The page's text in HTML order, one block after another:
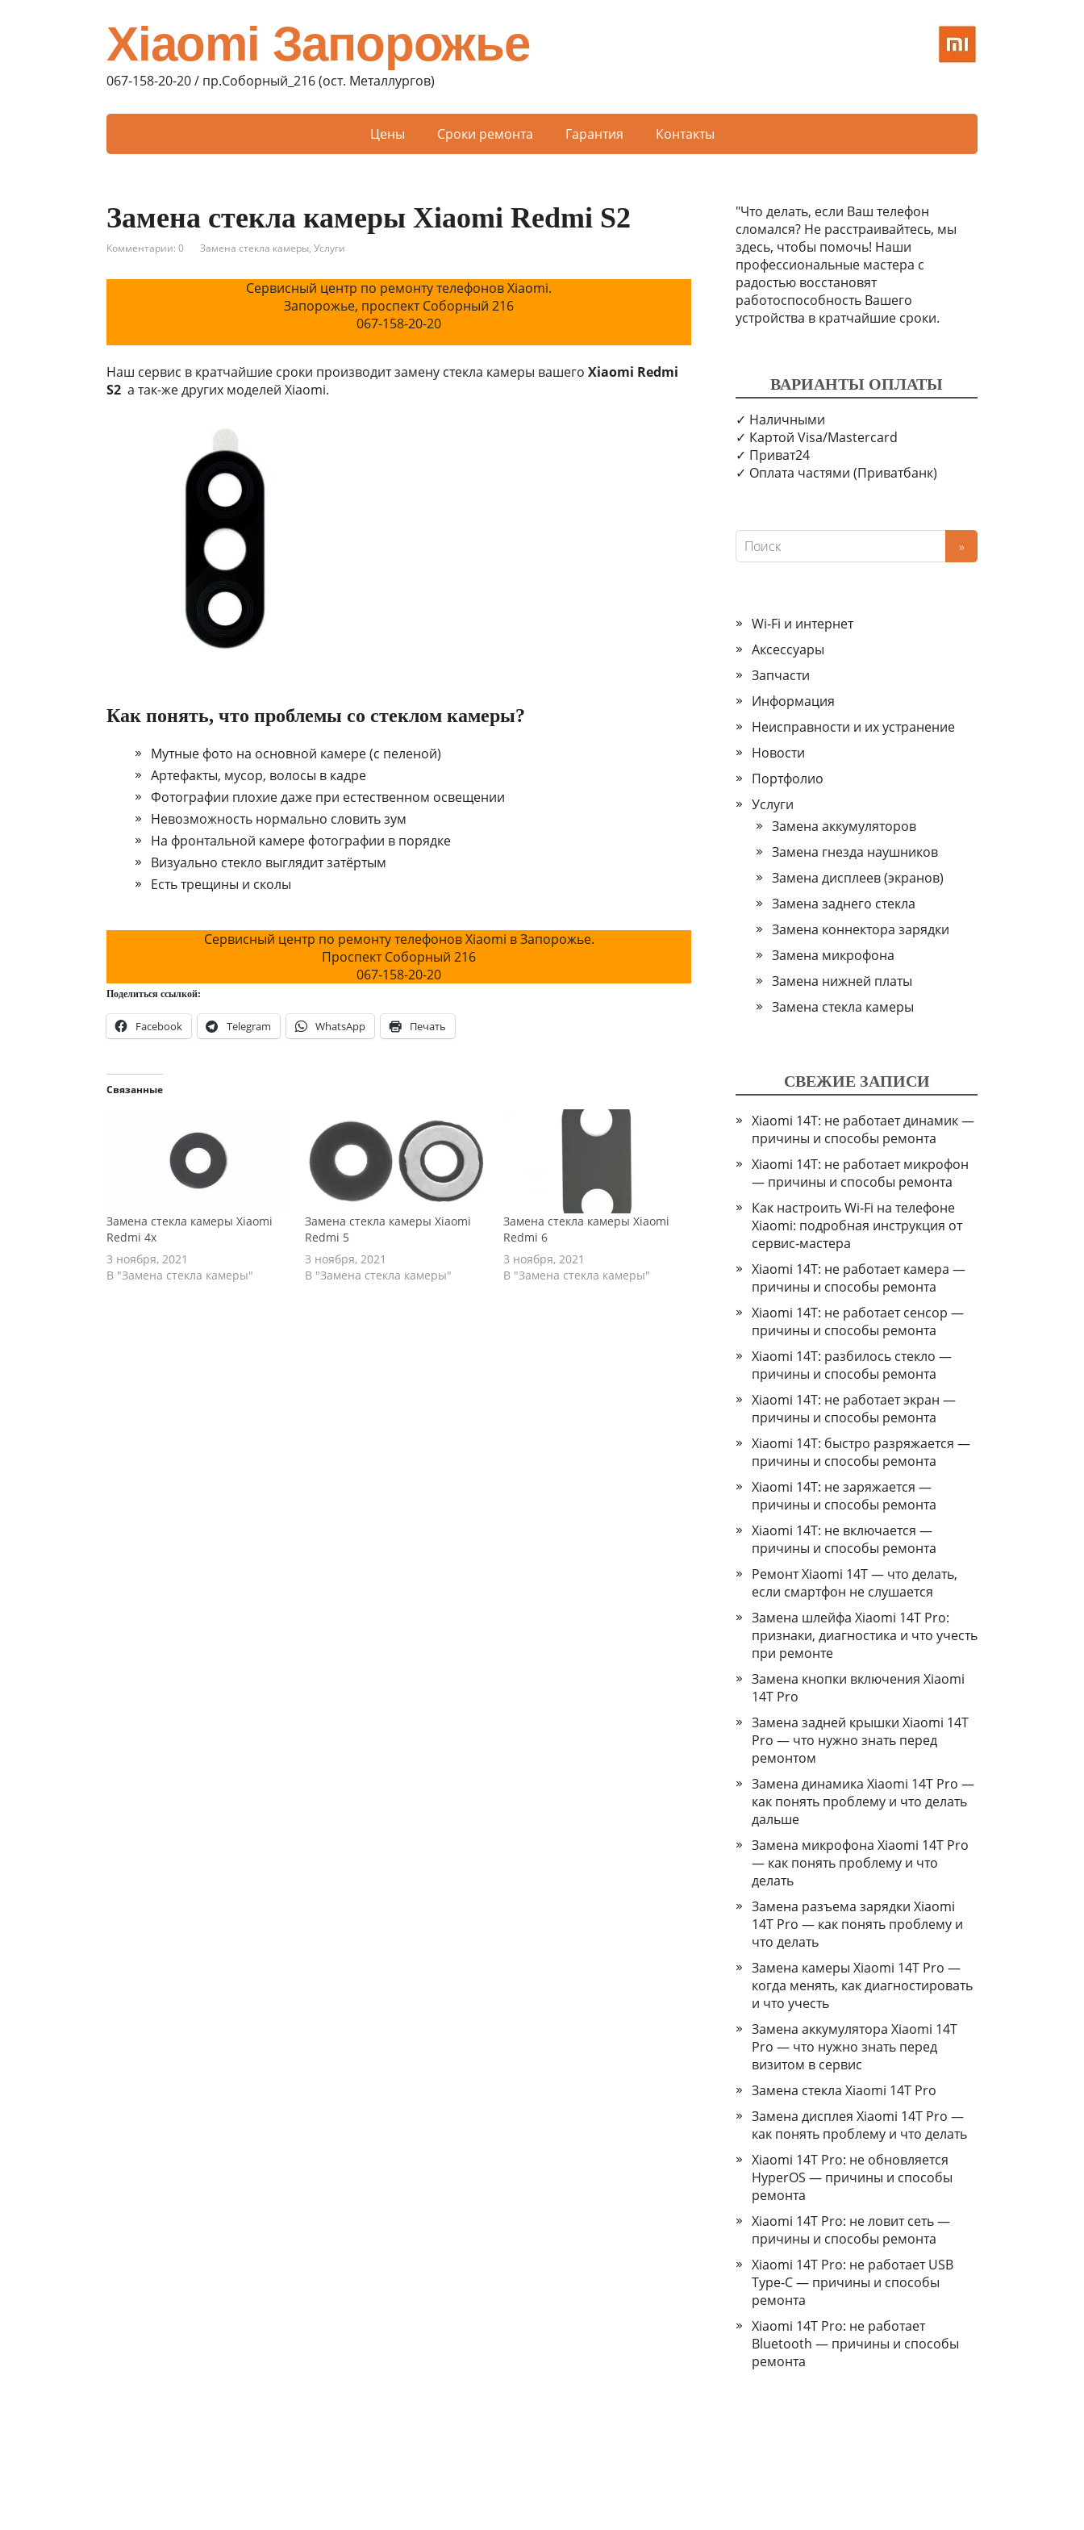
Xiaomi Запорожье
067-158-20-20 / пр.Соборный_216 (ост. Металлургов)
Цены Сроки ремонта Гарантия Контакты
Замена стекла камеры Xiaomi Redmi S2
Комментарии: 0 Замена стекла камеры, Услуги
Сервисный центр по ремонту телефонов Xiaomi.
Запорожье, проспект Соборный 216
067-158-20-20
Наш сервис в кратчайшие сроки производит замену стекла камеры вашего Xiaomi Redmi
S2 а так-же других моделей Xiaomi.
Как понять, что проблемы со стеклом камеры?
Мутные фото на основной камере (с пеленой)
Артефакты, мусор, волосы в кадре
Фотографии плохие даже при естественном освещении
Невозможность нормально словить зум
На фронтальной камере фотографии в порядке
Визуально стекло выглядит затёртым
Есть трещины и сколы
Сервисный центр по ремонту телефонов Xiaomi в Запорожье.
Проспект Соборный 216
067-158-20-20
Поделиться ссылкой:
Facebook Telegram WhatsApp Печать
Связанные
Замена стекла камеры Xiaomi
Redmi 4x
3 ноября, 2021
В "Замена стекла камеры"
Замена стекла камеры Xiaomi
Redmi 5
3 ноября, 2021
В "Замена стекла камеры"
Замена стекла камеры Xiaomi
Redmi 6
3 ноября, 2021
В "Замена стекла камеры"
"Что делать, если Ваш телефон
сломался? Не расстраивайтесь, мы
здесь, чтобы помочь! Наши
профессиональные мастера с
радостью восстановят
работоспособность Вашего
устройства в кратчайшие сроки.
ВАРИАНТЫ ОПЛАТЫ
✓ Наличными
✓ Картой Visa/Mastercard
✓ Приват24
✓ Оплата частями (Приватбанк)
Wi‑Fi и интернет
Аксессуары
Запчасти
Информация
Неисправности и их устранение
Новости
Портфолио
Услуги
Замена аккумуляторов
Замена гнезда наушников
Замена дисплеев (экранов)
Замена заднего стекла
Замена коннектора зарядки
Замена микрофона
Замена нижней платы
Замена стекла камеры
СВЕЖИЕ ЗАПИСИ
Xiaomi 14T: не работает динамик —
причины и способы ремонта
Xiaomi 14T: не работает микрофон
— причины и способы ремонта
Как настроить Wi‑Fi на телефоне
Xiaomi: подробная инструкция от
сервис‑мастера
Xiaomi 14T: не работает камера —
причины и способы ремонта
Xiaomi 14T: не работает сенсор —
причины и способы ремонта
Xiaomi 14T: разбилось стекло —
причины и способы ремонта
Xiaomi 14T: не работает экран —
причины и способы ремонта
Xiaomi 14T: быстро разряжается —
причины и способы ремонта
Xiaomi 14T: не заряжается —
причины и способы ремонта
Xiaomi 14T: не включается —
причины и способы ремонта
Ремонт Xiaomi 14T — что делать,
если смартфон не слушается
Замена шлейфа Xiaomi 14T Pro:
признаки, диагностика и что учесть
при ремонте
Замена кнопки включения Xiaomi
14T Pro
Замена задней крышки Xiaomi 14T
Pro — что нужно знать перед
ремонтом
Замена динамика Xiaomi 14T Pro —
как понять проблему и что делать
дальше
Замена микрофона Xiaomi 14T Pro
— как понять проблему и что
делать
Замена разъема зарядки Xiaomi
14T Pro — как понять проблему и
что делать
Замена камеры Xiaomi 14T Pro —
когда менять, как диагностировать
и что учесть
Замена аккумулятора Xiaomi 14T
Pro — что нужно знать перед
визитом в сервис
Замена стекла Xiaomi 14T Pro
Замена дисплея Xiaomi 14T Pro —
как понять проблему и что делать
Xiaomi 14T Pro: не обновляется
HyperOS — причины и способы
ремонта
Xiaomi 14T Pro: не ловит сеть —
причины и способы ремонта
Xiaomi 14T Pro: не работает USB
Type‑C — причины и способы
ремонта
Xiaomi 14T Pro: не работает
Bluetooth — причины и способы
ремонта